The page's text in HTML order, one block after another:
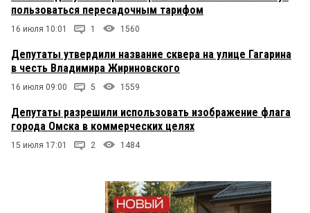
пользоваться пересадочным тарифом
16 июля 10:01 1 1560
Депутаты утвердили название сквера на улице Гагарина
в честь Владимира Жириновского
16 июля 09:00 5 1559
Депутаты разрешили использовать изображение флага
города Омска в коммерческих целях
15 июля 17:01 2 1484